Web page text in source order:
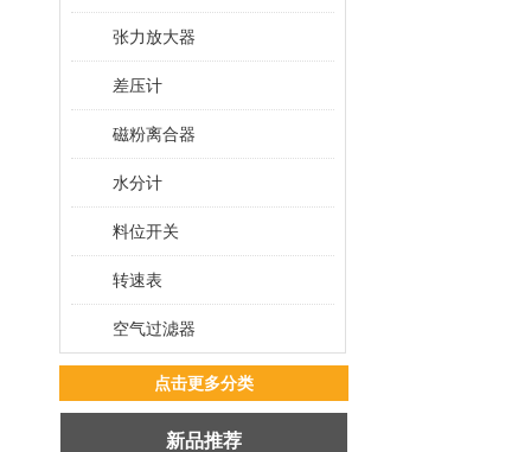
张力放大器
差压计
磁粉离合器
水分计
料位开关
转速表
空气过滤器
点击更多分类
新品推荐